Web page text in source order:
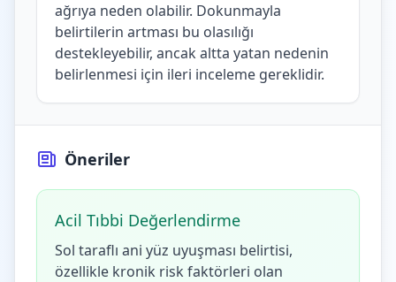
ağrıya neden olabilir. Dokunmayla
belirtilerin artması bu olasılığı
destekleyebilir, ancak altta yatan nedenin
belirlenmesi için ileri inceleme gereklidir.
Öneriler
Acil Tıbbi Değerlendirme
Sol taraflı ani yüz uyuşması belirtisi,
özellikle kronik risk faktörleri olan